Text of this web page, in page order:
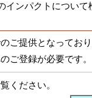
ンパクトについて
ご提供となっており
ご登録が必要です。
ください。